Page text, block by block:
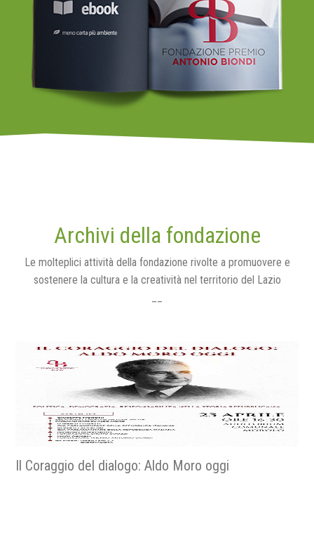
Archivi della fondazione
Le molteplici attività della fondazione rivolte a promuovere e
sostenere la cultura e la creatività nel territorio del Lazio
Religiose e religiosi nella resistenza - La fede nella